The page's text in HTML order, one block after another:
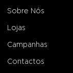
Sobre Nós
Lojas
Campanhas
Contactos